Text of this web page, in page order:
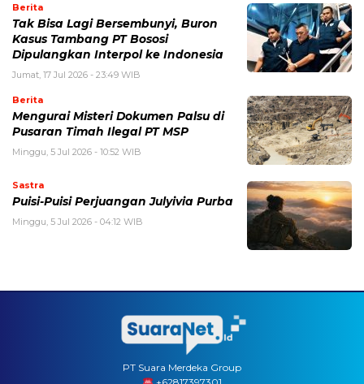
Berita
Tak Bisa Lagi Bersembunyi, Buron
Kasus Tambang PT Bososi
Dipulangkan Interpol ke Indonesia
Jumat, 17 Jul 2026 - 23:49 WIB
Berita
Mengurai Misteri Dokumen Palsu di
Pusaran Timah Ilegal PT MSP
Minggu, 5 Jul 2026 - 10:52 WIB
Sastra
Puisi-Puisi Perjuangan Julyivia Purba
Minggu, 5 Jul 2026 - 04:12 WIB
PT Suara Merdeka Group